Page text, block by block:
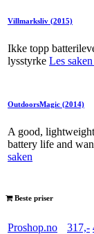
Villmarksliv (2015)
Ikke topp
lysstyrke Les
OutdoorsMagic (2014)
A good,
battery life and
saken
Beste priser
Proshop.no 317,-